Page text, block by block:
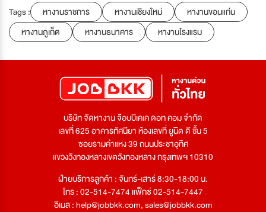
Tags : หางานราชการ หางานเชียงใหม่
หางานขอนแก่น
หางานภูเก็ต
หางานธนาคาร หางานโรงแรม
บริษัท จัดหางาน จ๊อบบีเคเค ดอท คอม จำกัด
เลขที่ 625 อาคารทัศนียา ห้องเลขที่ ยูนิต ดี ชั้น 5
ซอยรามคำแหง 39 ถนนประชาอุทิศ
แขวงวังทองหลางเขตวังทองหลาง กรุงเทพฯ 10310
ฝ่ายบริการลูกค้า : จันทร์-เสาร์ 8:30-18:00 น.
โทร : 02-514-7474 แฟ็กซ์ 02-514-7447
อีเมล :help@jobbkk.com,sales@jobbkk.com